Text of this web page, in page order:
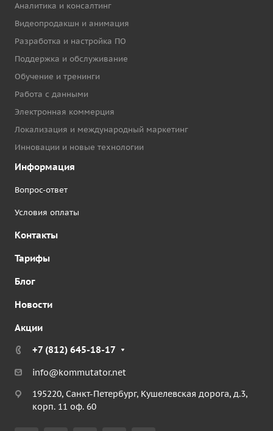
Аналитика и консалтинг
Видеопродакшн и анимация
Разработка и настройка ПО
Поддержка и обслуживание
Обучение и тренинги
Работа с данными
Электронная коммерция
Локализация и международный маркетинг
Инновации и новые технологии
Информация
Вопрос-ответ
Условия оплаты
Контакты
Тарифы
Блог
Новости
Акции
+7 (812) 645-18-17
info@kommutator.net
195220, Санкт-Петербург, Кушелевская дорога, д.3,
корп. 11 оф. 60